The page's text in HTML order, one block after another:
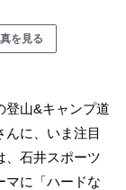
を見る
山&キャンプ道
に、いま注目
、石井スポーツ
マに「ハードな